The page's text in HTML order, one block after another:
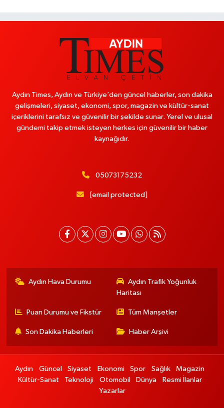
Aydın Times, Aydın ve Türkiye’den güncel haberler, son dakika
gelişmeleri, siyaset, ekonomi, spor, magazin ve kültür-sanat
içeriklerini tarafsız ve güvenilir bir şekilde sunar. Yerel ve ulusal
gündemi takip etmek isteyen herkes için güvenilir bir haber
kaynağıdır.
05073175232
[email protected]
Aydın Hava Durumu
Aydın Trafik Yoğunluk
Haritası
Puan Durumu ve Fikstür Tüm Manşetler
Son Dakika Haberleri Haber Arşivi
Aydın Güncel Siyaset Ekonomi Spor Sağlık
Magazin
Kültür-Sanat
Teknoloji Otomobil Dünya
Resmi İlanlar
Yazarlar